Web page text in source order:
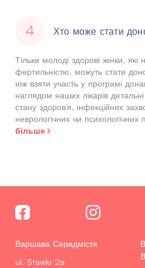
Хто може стати
Тільки молоді здорові жінки,
фертильністю, можуть стати
ніж взяти участь у програмі
наглядом наших лікарів
стану здоров'я, інфекційних
неврологічних чи психологічних
більше
Варшава Середмістя
ul. Stawki 2a